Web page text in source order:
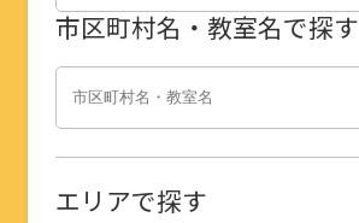
市区町村名・教室名で探す
エリアで探す